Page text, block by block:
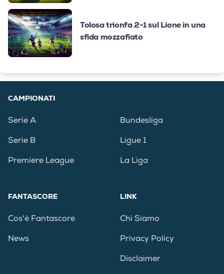
Tolosa trionfa 2-1 sul Lione in una
sfida mozzafiato
CAMPIONATI
Serie A
Serie B
Premiere League
Bundesliga
Ligue 1
La Liga
FANTASCORE
Cos'è Fantascore
News
LINK
Chi Siamo
Privacy Policy
Disclaimer